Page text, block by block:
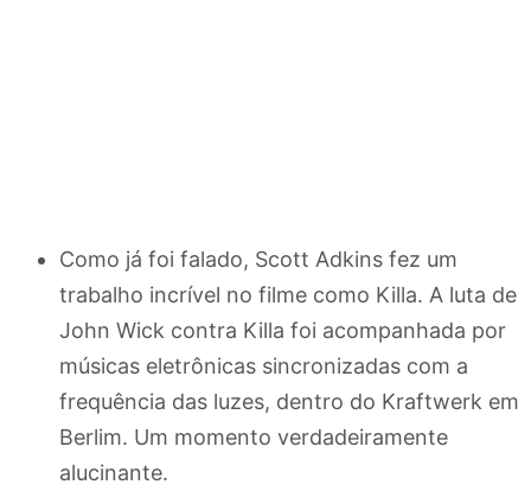
Como já foi falado, Scott Adkins fez um
trabalho incrível no filme como Killa. A luta de
John Wick contra Killa foi acompanhada por
músicas eletrônicas sincronizadas com a
frequência das luzes, dentro do Kraftwerk em
Berlim. Um momento verdadeiramente
alucinante.